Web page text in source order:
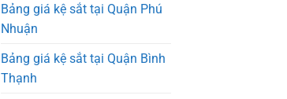
Bảng giá kệ sắt tại Quận Phú
Nhuận
Bảng giá kệ sắt tại Quận Bình
Thạnh